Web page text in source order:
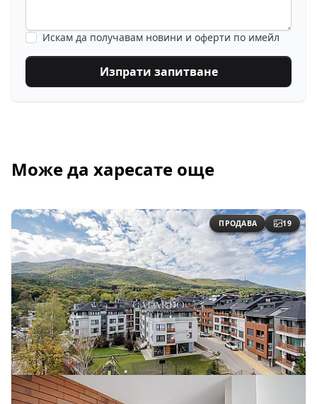
Искам да получавам новини и оферти по имейл
Изпрати запитване
Може да харесате още
ПРОДАВА 19